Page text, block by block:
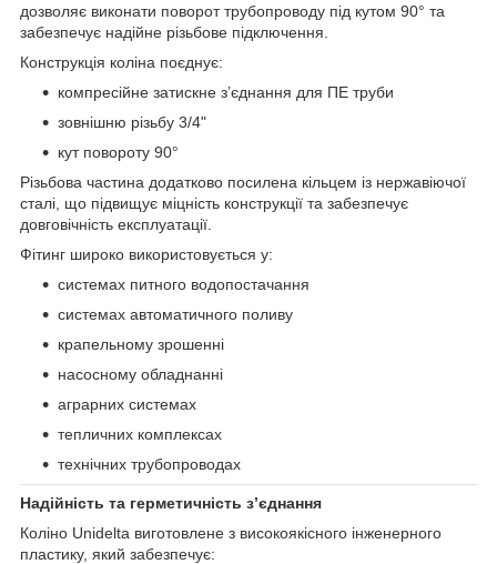
дозволяє виконати поворот трубопроводу під кутом 90° та
забезпечує надійне різьбове підключення.
Конструкція коліна поєднує:
компресійне затискне з’єднання для ПЕ труби
зовнішню різьбу 3/4"
кут повороту 90°
Різьбова частина додатково посилена кільцем із нержавіючої
сталі, що підвищує міцність конструкції та забезпечує
довговічність експлуатації.
Фітинг широко використовується у:
системах питного водопостачання
системах автоматичного поливу
крапельному зрошенні
насосному обладнанні
аграрних системах
тепличних комплексах
технічних трубопроводах
Надійність та герметичність з’єднання
Коліно Unidelta виготовлене з високоякісного інженерного
пластику, який забезпечує: